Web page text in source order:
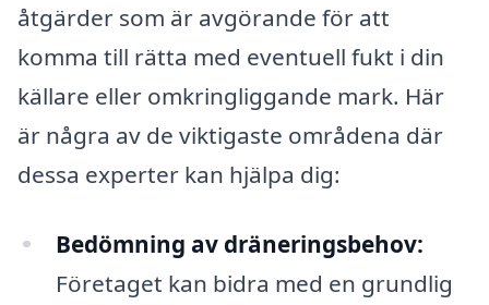
åtgärder som är avgörande för att
komma till rätta med eventuell fukt i din
källare eller omkringliggande mark. Här
är några av de viktigaste områdena där
dessa experter kan hjälpa dig:
Bedömning av dräneringsbehov:
Företaget kan bidra med en grundlig